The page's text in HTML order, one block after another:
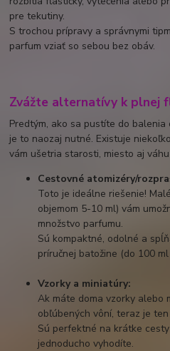
pre tekutiny.
S trochou prípravy a správnymi
parfum vziať so sebou bez obáv.
Zvážte alternatívy k plnej
Predtým, ako sa pustíte do
je to naozaj nutné. Existuje
vám ušetria starosti, miesto aj
Cestovné atomizéry/
Toto je ideálne riešenie!
objemom 5-10 ml) vám
množstvo parfumu.
Sú kompaktné, odolné a
príručnej batožine (do 100
Vzorky a miniatúry:
Ak máte doma vzorky alebo
obľúbených vôní, teraz je
Sú perfektné na krátke
jednoducho vyhodíte.